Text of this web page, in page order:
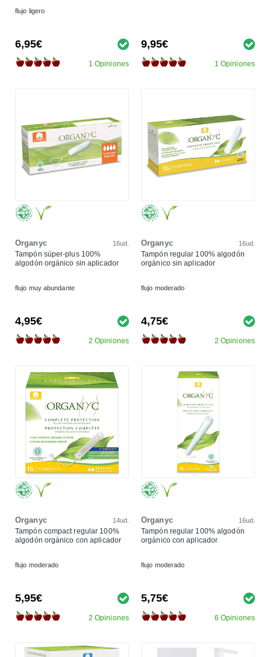
flujo ligero
6,95€
1 Opiniones
9,95€
1 Opiniones
Organyc 16ud.
Tampón súper-plus 100%
algodón orgánico sin aplicador
flujo muy abundante
4,95€
2 Opiniones
Organyc 16ud.
Tampón regular 100% algodón
orgánico sin aplicador
flujo moderado
4,75€
2 Opiniones
Organyc 14ud.
Tampón compact regular 100%
algodón orgánico con aplicador
flujo moderado
5,95€
2 Opiniones
Organyc 16ud.
Tampón regular 100% algodón
orgánico con aplicador
flujo moderado
5,75€
6 Opiniones